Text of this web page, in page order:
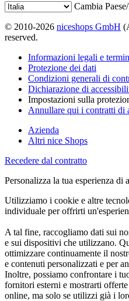
Cambia
© 2010-2026 niceshops GmbH
reserved.
Informazioni legali e
Protezione dei dati
Condizioni generali di
Dichiarazione di
Impostazioni sulla
Annullare qui i contratti di
Azienda
Altri nice Shops
Recedere dal contratto
Personalizza la tua esperienza di
Utilizziamo i cookie e altre
individuale per offrirti
A tal fine, raccogliamo dati sui
e sui dispositivi che utilizzano.
ottimizzare continuamente il
e contenuti personalizzati e per
Inoltre, possiamo confrontare i
fornitori esterni e mostrarti
online, ma solo se utilizzi già i